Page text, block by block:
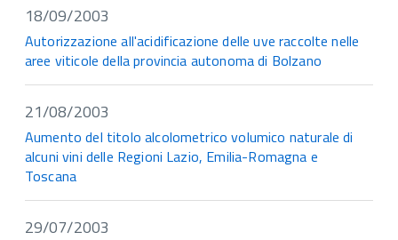
18/09/2003
Autorizzazione all'acidificazione delle uve raccolte nelle
aree viticole della provincia autonoma di Bolzano
21/08/2003
Aumento del titolo alcolometrico volumico naturale di
alcuni vini delle Regioni Lazio, Emilia-Romagna e
Toscana
29/07/2003